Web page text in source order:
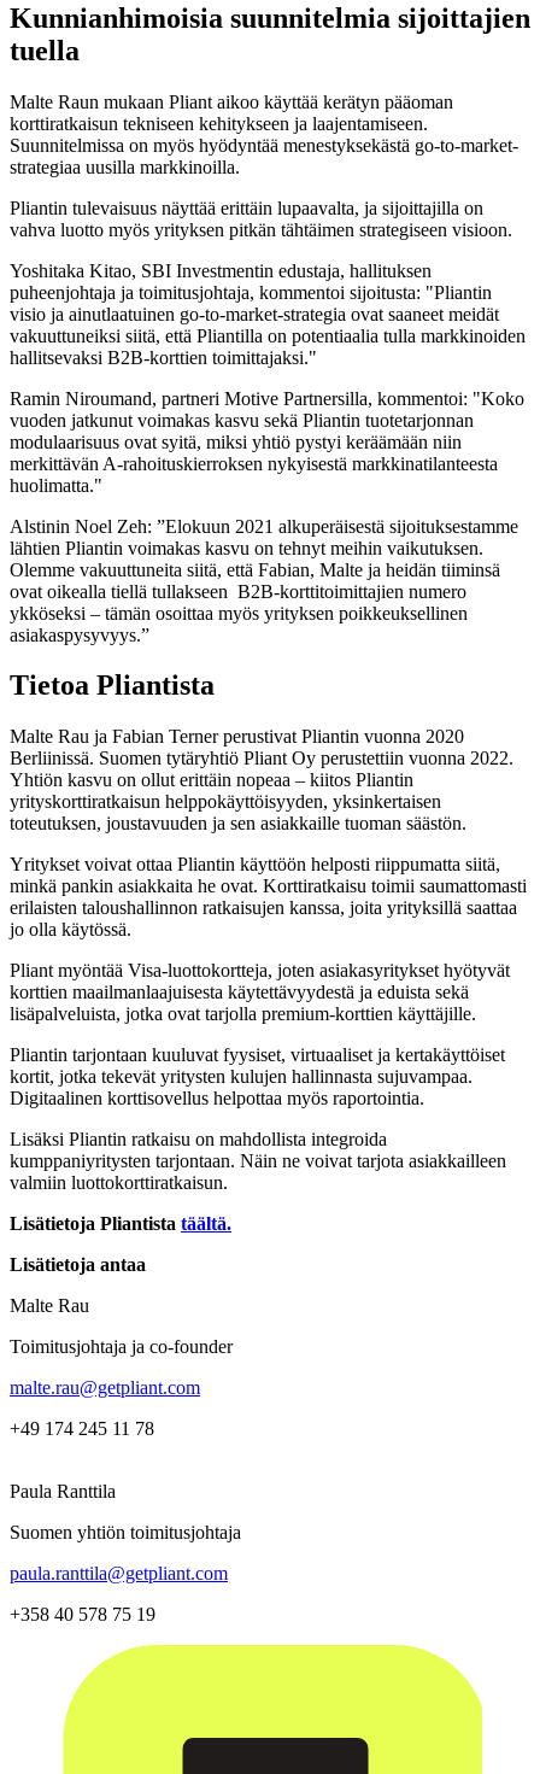
Kunnianhimoisia suunnitelmia sijoittajien
tuella
Malte Raun mukaan Pliant aikoo käyttää kerätyn pääoman
korttiratkaisun tekniseen kehitykseen ja laajentamiseen.
Suunnitelmissa on myös hyödyntää menestyksekästä go-to-market-
strategiaa uusilla markkinoilla.
Pliantin tulevaisuus näyttää erittäin lupaavalta, ja sijoittajilla on
vahva luotto myös yrityksen pitkän tähtäimen strategiseen visioon.
Yoshitaka Kitao, SBI Investmentin edustaja, hallituksen
puheenjohtaja ja toimitusjohtaja, kommentoi sijoitusta: "Pliantin
visio ja ainutlaatuinen go-to-market-strategia ovat saaneet meidät
vakuuttuneiksi siitä, että Pliantilla on potentiaalia tulla markkinoiden
hallitsevaksi B2B-korttien toimittajaksi."
Ramin Niroumand, partneri Motive Partnersilla, kommentoi: "Koko
vuoden jatkunut voimakas kasvu sekä Pliantin tuotetarjonnan
modulaarisuus ovat syitä, miksi yhtiö pystyi keräämään niin
merkittävän A-rahoituskierroksen nykyisestä markkinatilanteesta
huolimatta."
Alstinin Noel Zeh: ”Elokuun 2021 alkuperäisestä sijoituksestamme
lähtien Pliantin voimakas kasvu on tehnyt meihin vaikutuksen.
Olemme vakuuttuneita siitä, että Fabian, Malte ja heidän tiiminsä
ovat oikealla tiellä tullakseen B2B-korttitoimittajien numero
ykköseksi – tämän osoittaa myös yrityksen poikkeuksellinen
asiakaspysyvyys.”
Tietoa Pliantista
Malte Rau ja Fabian Terner perustivat Pliantin vuonna 2020
Berliinissä. Suomen tytäryhtiö Pliant Oy perustettiin vuonna 2022.
Yhtiön kasvu on ollut erittäin nopeaa – kiitos Pliantin
yrityskorttiratkaisun helppokäyttöisyyden, yksinkertaisen
toteutuksen, joustavuuden ja sen asiakkaille tuoman säästön.
Yritykset voivat ottaa Pliantin käyttöön helposti riippumatta siitä,
minkä pankin asiakkaita he ovat. Korttiratkaisu toimii saumattomasti
erilaisten taloushallinnon ratkaisujen kanssa, joita yrityksillä saattaa
jo olla käytössä.
Pliant myöntää Visa-luottokortteja, joten asiakasyritykset hyötyvät
korttien maailmanlaajuisesta käytettävyydestä ja eduista sekä
lisäpalveluista, jotka ovat tarjolla premium-korttien käyttäjille.
Pliantin tarjontaan kuuluvat fyysiset, virtuaaliset ja kertakäyttöiset
kortit, jotka tekevät yritysten kulujen hallinnasta sujuvampaa.
Digitaalinen korttisovellus helpottaa myös raportointia.
Lisäksi Pliantin ratkaisu on mahdollista integroida
kumppaniyritysten tarjontaan. Näin ne voivat tarjota asiakkailleen
valmiin luottokorttiratkaisun.
Lisätietoja Pliantista täältä.
Lisätietoja antaa
Malte Rau
Toimitusjohtaja ja co-founder
malte.rau@getpliant.com
+49 174 245 11 78
Paula Ranttila
Suomen yhtiön toimitusjohtaja
paula.ranttila@getpliant.com
+358 40 578 75 19